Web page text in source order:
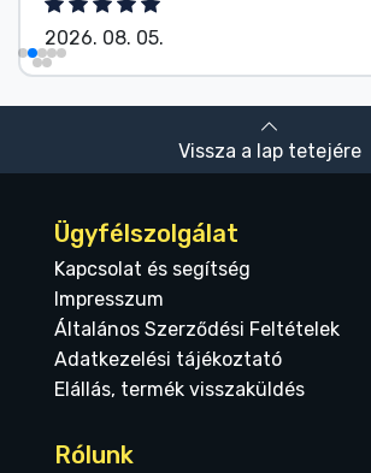
2026. 08. 05.
Vissza a lap tetejére
Ügyfélszolgálat
Kapcsolat és segítség
Impresszum
Általános Szerződési Feltételek
Adatkezelési tájékoztató
Elállás, termék visszaküldés
Rólunk